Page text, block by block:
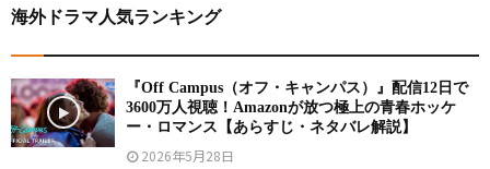
海外ドラマ人気ランキング
『Off Campus（オフ・キャンパス）』配信12日で
3600万人視聴！Amazonが放つ極上の青春ホッケ
ー・ロマンス【あらすじ・ネタバレ解説】
2026年5月28日